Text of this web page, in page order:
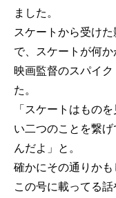
ました。
スケートから受け
で、スケートが何
映画監督のスパイ
た。
「スケートはもの
い二つのことを繋
んだよ」と。
確かにその通りかも
この号に載ってる